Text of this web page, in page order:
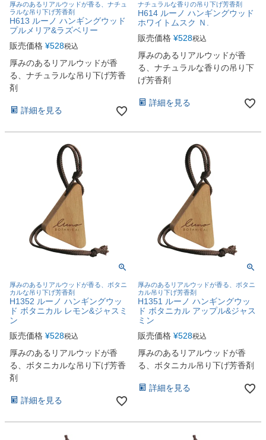
厚みのあるリアルウッドが香る、ナチュ
ラルな吊り下げ芳香剤
H613 ルーノ ハンギングウッド
プルメリア&ラズベリー
販売価格 ¥528税込
厚みのあるリアルウッドが香
る、ナチュラルな吊り下げ芳香
剤
詳細を見る
ナチュラルな香りの吊り下げ芳香剤
H614 ルーノ ハンギングウッド
ホワイトムスク Ｎ.
販売価格 ¥528税込
厚みのあるリアルウッドが香
る、ナチュラルな香りの吊り下
げ芳香剤
詳細を見る
厚みのあるリアルウッドが香る、ボタニ
カルな吊り下げ芳香剤
H1352 ルーノ ハンギングウッ
ド ボタニカル レモン&ジャスミ
ン
販売価格 ¥528税込
厚みのあるリアルウッドが香
る、ボタニカルな吊り下げ芳香
剤
詳細を見る
厚みのあるリアルウッドが香る、ボタニ
カル吊り下げ芳香剤
H1351 ルーノ ハンギングウッ
ド ボタニカル アップル&ジャス
ミン
販売価格 ¥528税込
厚みのあるリアルウッドが香
る、ボタニカル吊り下げ芳香剤
詳細を見る